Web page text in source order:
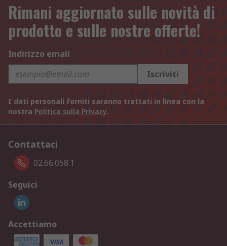
Rimani aggiornato sulle novità di
prodotto e sulle nostre offerte!
Indirizzo email
Iscriviti
I dati personali forniti saranno trattati in linea con la
nostra Politica sulla Privacy.
Contattaci
02.66.058.1
Seguici
Accettiamo